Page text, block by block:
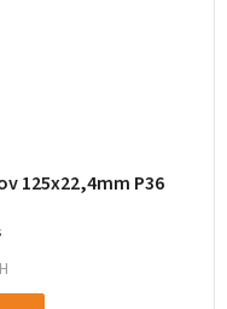
125x22,4mm P36